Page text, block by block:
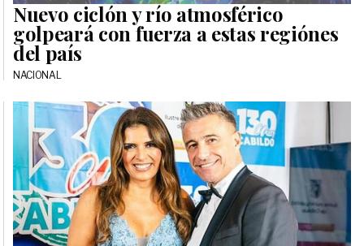
Nuevo ciclón y río atmosférico
golpeará con fuerza a estas regiónes
del país
NACIONAL